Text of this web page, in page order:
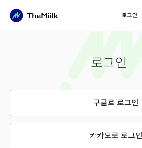
로그인
로그인
구글로 로그인
카카오로 로그인